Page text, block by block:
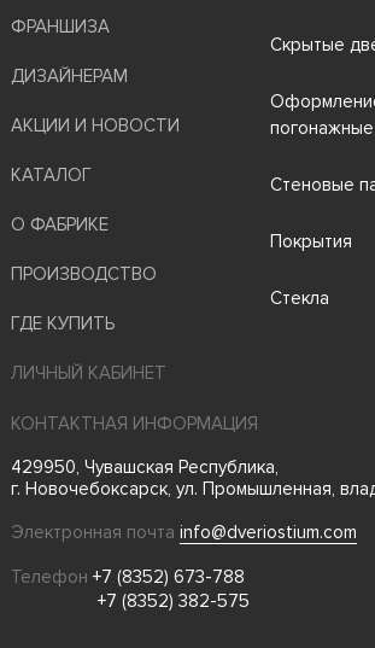
ФРАНШИЗА
ДИЗАЙНЕРАМ
АКЦИИ И НОВОСТИ
КАТАЛОГ
О ФАБРИКЕ
ПРОИЗВОДСТВО
ГДЕ КУПИТЬ
Скрытые
Стеновые
Покрытия
Стекла
ЛИЧНЫЙ КАБИНЕТ
КОНТАКТНАЯ ИНФОРМАЦИЯ
429950, Чувашская Республика,
г. Новочебоксарск, ул. Промышленная,
Электронная почта info@dveriostium.com
Телефон +7 (8352) 673-788
+7 (8352) 382-575